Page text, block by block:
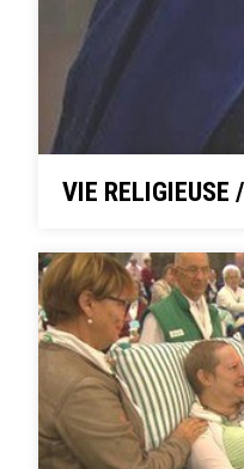
VIE RELIGIEUSE